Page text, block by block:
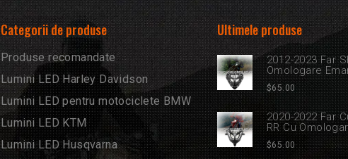
Categorii de produse
Produse recomandate
Lumini LED Harley Davidson
Lumini LED pentru motociclete BMW
Lumini LED KTM
Lumini LED Husqvarna
Ultimele produse
2012-2023 Far
Omologare
$65.00
2020-2022 Far
RR Cu
$65.00